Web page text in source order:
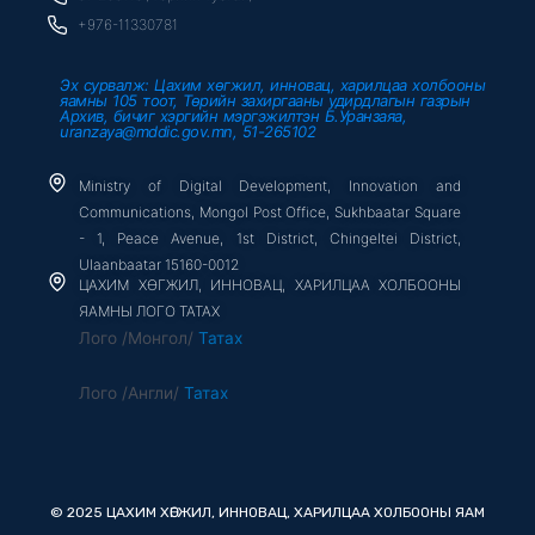
f
+976-11330781
Эх сурвалж: Цахим хөгжил, инновац, харилцаа холбооны
яамны 105 тоот, Төрийн захиргааны удирдлагын газрын
Архив, бичиг хэргийн мэргэжилтэн Б.Уранзаяа,
uranzaya@mddic.gov.mn, 51-265102
Ministry of Digital Development, Innovation and
Communications, Mongol Post Office, Sukhbaatar Square
- 1, Peace Avenue, 1st District, Chingeltei District,
Ulaanbaatar 15160-0012
ЦАХИМ ХӨГЖИЛ, ИННОВАЦ, ХАРИЛЦАА ХОЛБООНЫ
ЯАМНЫ ЛОГО ТАТАХ
Лого /Монгол/ Татах
Лого /Англи/ Татах
© 2025 ЦАХИМ ХӨГЖИЛ, ИННОВАЦ, ХАРИЛЦАА ХОЛБООНЫ ЯАМ